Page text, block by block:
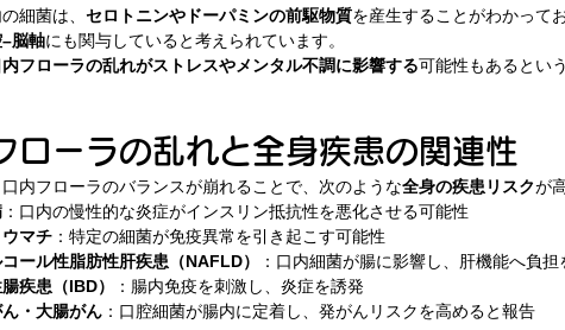
細菌は、 セロトニンやドーパミンの前駆物質を産生することがわかって
脳軸にも関与していると考えられています。
内フローラの乱れがストレスやメンタル不調に影響する可能性もあるとい
ローラの乱れと全身疾患の関連性
内フローラのバランスが崩れることで、次のような全身の疾患リスクが
：口内の慢性的な炎症がインスリン抵抗性を悪化させる可能性
マチ ：特定の細菌が免疫異常を引き起こす可能性
ール性脂肪性肝疾患（NAFLD）
：口内細菌が腸に影響し、肝機能へ負担
疾患（IBD）
：腸内免疫を刺激し、炎症を誘発
・大腸がん ：口腔細菌が腸内に定着し、発がんリスクを高めると報告